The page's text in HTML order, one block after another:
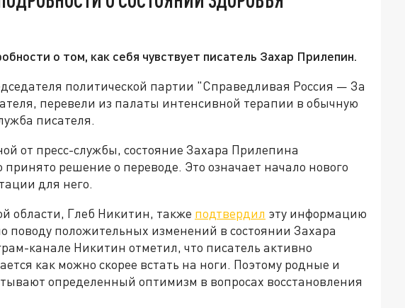
о том, как себя чувствует писатель Захар Прилепин.
политической партии "Справедливая Россия — За
перевели из палаты интенсивной терапии в обычную
писателя.
от пресс-службы, состояние Захара Прилепина
решение о переводе. Это означает начало нового
для него.
области, Глеб Никитин, также подтвердил эту информацию
поводу положительных изменений в состоянии Захара
канале Никитин отметил, что писатель активно
как можно скорее встать на ноги. Поэтому родные и
определенный оптимизм в вопросах восстановления